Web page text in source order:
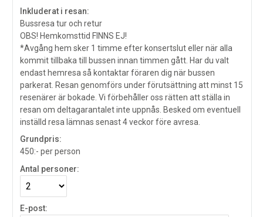
Inkluderat i resan:
Bussresa tur och retur
OBS! Hemkomsttid FINNS EJ!
*Avgång hem sker 1 timme efter konsertslut eller när alla
kommit tillbaka till bussen innan timmen gått. Har du valt
endast hemresa så kontaktar föraren dig när bussen
parkerat. Resan genomförs under förutsättning att minst 15
resenärer är bokade. Vi förbehåller oss rätten att ställa in
resan om deltagarantalet inte uppnås. Besked om eventuell
inställd resa lämnas senast 4 veckor före avresa.
Grundpris:
450:- per person
Antal personer:
E-post: